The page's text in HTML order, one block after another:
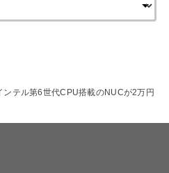
テル第6世代CPU搭載のNUCが2万円